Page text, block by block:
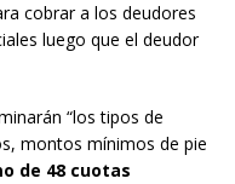
cobrar a los deudores
luego que el deudor
“los tipos de
montos mínimos de pie
de 48 cuotas